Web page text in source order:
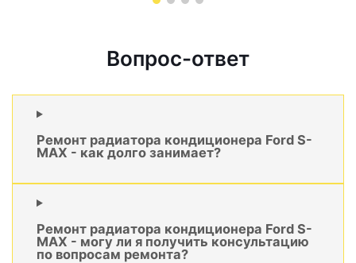
Вопрос-ответ
Ремонт радиатора кондиционера Ford S-
MAX - как долго занимает?
Ремонт радиатора кондиционера Ford S-
MAX - могу ли я получить консультацию
по вопросам ремонта?